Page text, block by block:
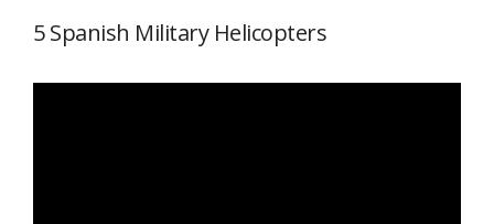
5 Spanish Military Helicopters